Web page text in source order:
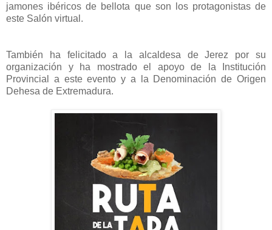
jamones ibéricos de bellota que son los protagonistas de
este Salón virtual.
También ha felicitado a la alcaldesa de Jerez por su
organización y ha mostrado el apoyo de la Institución
Provincial a este evento y a la Denominación de Origen
Dehesa de Extremadura.